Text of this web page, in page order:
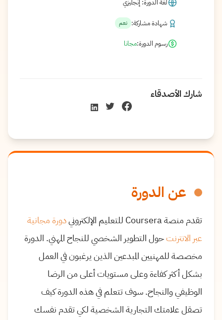
عن الدورة
تقدم منصةCoursera للتعليم الإلكترونيدورة مجانية
عبر الانترنتحول التطوير الشخصي للنجاح المهني. الدورة
مخصصة للمهنيين المبدعين الذين يرغبون في العمل
بشكل أكثر كفاءة وعلى مستويات أعلى من الرضا
الوظيفي والنجاح. سوف تتعلم في هذه الدورة كيف
تصقل علامتك التجارية الشخصية لكي تقدم نفسك
لغة الدورة: إنجليزي
شهادة مشاركة: نعم
رسوم الدورة:مجانا
شارك الأصدقاء